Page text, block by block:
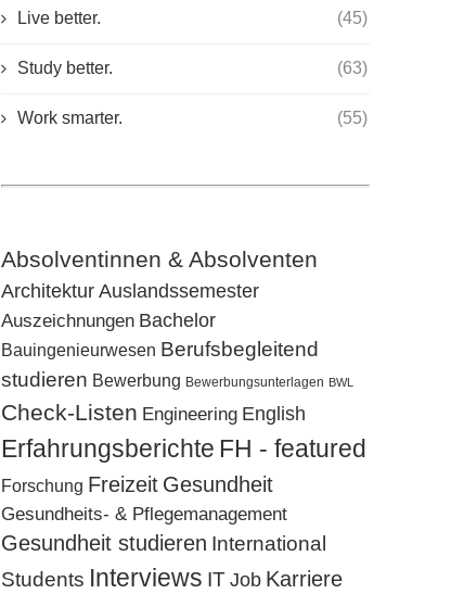
Live better. (45)
Study better. (63)
Work smarter. (55)
Absolventinnen & Absolventen
Architektur Auslandssemester
Auszeichnungen Bachelor
Bauingenieurwesen Berufsbegleitend
studieren Bewerbung Bewerbungsunterlagen BWL
Check-Listen Engineering English
Erfahrungsberichte FH - featured
Forschung Freizeit Gesundheit
Gesundheits- & Pflegemanagement
Gesundheit studieren International
Students Interviews IT Job Karriere